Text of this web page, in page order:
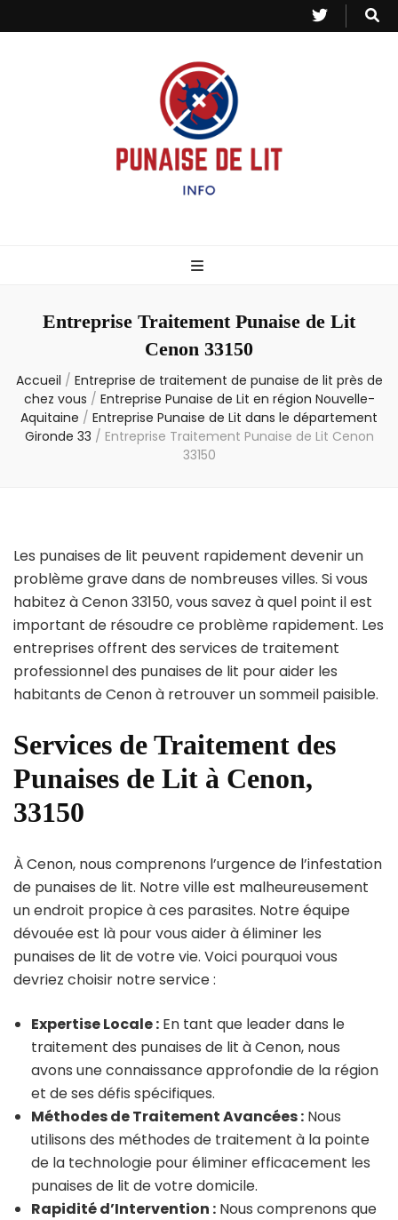
– Info
Entreprise Traitement Punaise de Lit
Cenon 33150
Accueil / Entreprise de traitement de punaise de lit près de
chez vous / Entreprise Punaise de Lit en région Nouvelle-
Aquitaine / Entreprise Punaise de Lit dans le département
Gironde 33 / Entreprise Traitement Punaise de Lit Cenon
33150
Les punaises de lit peuvent rapidement devenir un
problème grave dans de nombreuses villes. Si vous
habitez à Cenon 33150, vous savez à quel point il est
important de résoudre ce problème rapidement. Les
entreprises offrent des services de traitement
professionnel des punaises de lit pour aider les
habitants de Cenon à retrouver un sommeil paisible.
Services de Traitement des
Punaises de Lit à Cenon,
33150
À Cenon, nous comprenons l’urgence de l’infestation
de punaises de lit. Notre ville est malheureusement
un endroit propice à ces parasites. Notre équipe
dévouée est là pour vous aider à éliminer les
punaises de lit de votre vie. Voici pourquoi vous
devriez choisir notre service :
Expertise Locale : En tant que leader dans le
traitement des punaises de lit à Cenon, nous
avons une connaissance approfondie de la région
et de ses défis spécifiques.
Méthodes de Traitement Avancées : Nous
utilisons des méthodes de traitement à la pointe
de la technologie pour éliminer efficacement les
punaises de lit de votre domicile.
Rapidité d’Intervention : Nous comprenons que